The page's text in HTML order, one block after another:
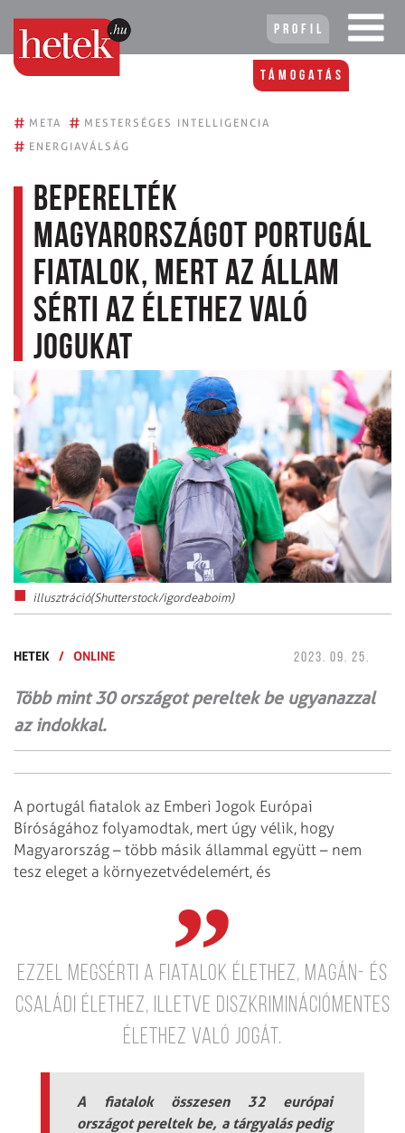
Profil
Támogatás
# META # MESTERSÉGES INTELLIGENCIA
# ENERGIAVÁLSÁG
Beperelték
Magyarországot portugál
fiatalok, mert az állam
sérti az élethez való
jogukat
illusztráció(Shutterstock/igordeaboim)
HETEK / ONLINE 2023. 09. 25.
Több mint 30 országot pereltek be ugyanazzal
az indokkal.
A portugál fiatalok az Emberi Jogok Európai
Bíróságához folyamodtak, mert úgy vélik, hogy
Magyarország – több másik állammal együtt – nem
tesz eleget a környezetvédelemért, és
ezzel megsérti a fiatalok élethez, magán- és
családi élethez, illetve diszkriminációmentes
élethez való jogát.
A fiatalok összesen 32 európai
országot pereltek be, a tárgyalás pedig